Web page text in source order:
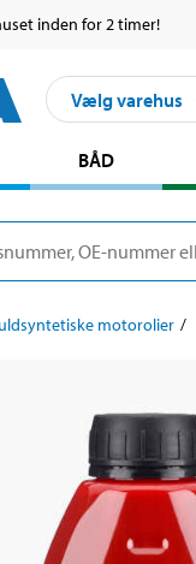
inden for 2 timer!
Vælg varehus
BÅD
motorolier